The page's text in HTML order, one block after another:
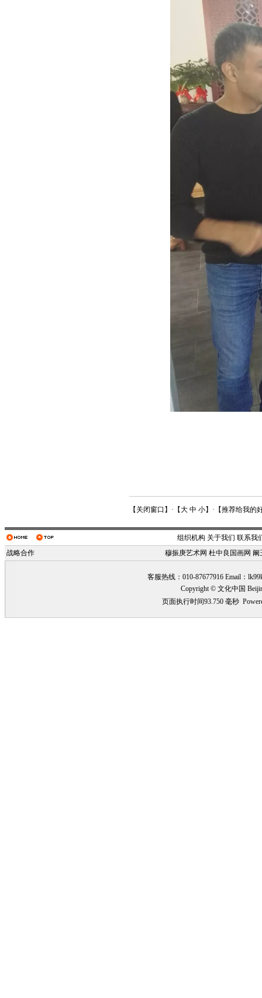
【 关闭窗口 】·【大 中 小】·【推荐给我的
组织机构 关于我们 联系我
战略合作
穆振庚艺术网 杜中良国画网 阚
客服热线：010-87677916 Email：
Copyright © 文化中国
页面执行时间93.750 毫秒